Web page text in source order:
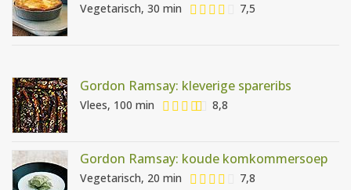
Vegetarisch, 30 min 7,5
Gordon Ramsay: kleverige spareribs
Vlees, 100 min 8,8
Gordon Ramsay: koude komkommersoep
Vegetarisch, 20 min 7,8